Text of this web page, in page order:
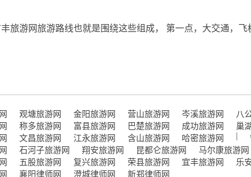
旅游网旅游路线也就是围绕这些组成， 第一点，大交通，飞
观塘旅游网 金阳旅游网 营山旅游网 岑溪旅游网
八
称多旅游网 富县旅游网 巴楚旅游网 成功旅游网 巢
文昌旅游网 江永旅游网 含山旅游网 哈密旅游网
石河子旅游网 翔安旅游网 昆都仑旅游网 马尔康旅游网
五股旅游网 复兴旅游网 荣县旅游网 宜丰旅游网 乐
襄阳律师网 澄城律师网 新郑律师网